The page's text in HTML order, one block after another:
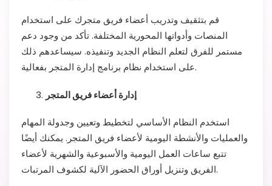
قم بتثقيف وتدريب أعضاء فريق متجرك على استخدام
المنصات وأدواتها المحورية المختلفة. تأكد من وجود دعم
مستمر للفرق لتعلم النظام الجديد وتنفيذه. سيساعدهم ذلك
على استخدام نظام برنامج إدارة المتجر بفعالية.
إدارة أعضاء فريق المتجر
استخدم النظام الأساسي لتخطيط وتعيين وجدولة المهام
والعمليات والأنشطة اليومية لأعضاء فريق المتجر. يمكنك أيضًا
تتبع ساعات العمل اليومية والأسبوعية والشهرية لأعضاء
الفريق وتنزيل أوراق الحضور الآلية لكشوف المرتبات.